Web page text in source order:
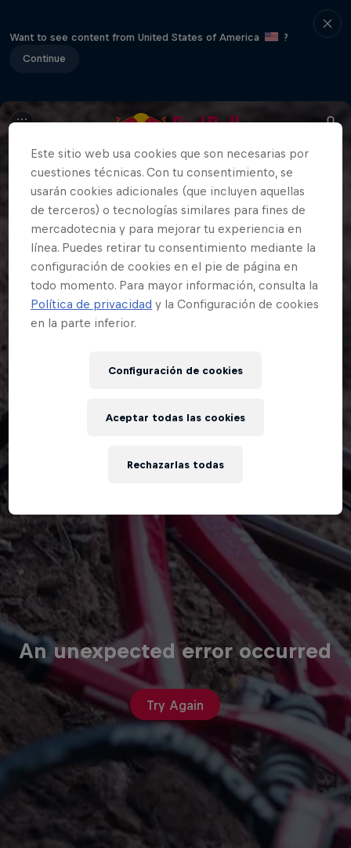
Want to see content from United States of America
?
Continue
An unexpected error occurred
Try Again
Este sitio web usa cookies que son necesarias por
cuestiones técnicas. Con tu consentimiento, se
usarán cookies adicionales (que incluyen aquellas
de terceros) o tecnologías similares para fines de
mercadotecnia y para mejorar tu experiencia en
línea. Puedes retirar tu consentimiento mediante la
configuración de cookies en el pie de página en
todo momento. Para mayor información, consulta la
Política de privacidad y la Configuración de cookies
en la parte inferior.
Configuración de cookies
Rechazarlas todas
Aceptar todas las cookies